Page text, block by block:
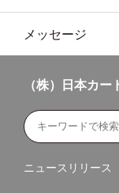
メッセージ
（株）日本カ
ニュースリリース